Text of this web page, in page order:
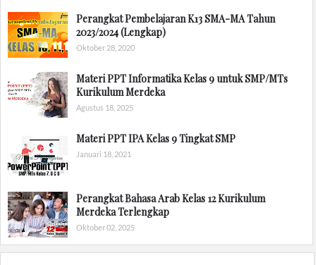
Perangkat Pembelajaran K13 SMA-MA Tahun
2023/2024 (Lengkap)
Oktober 28, 2020
Materi PPT Informatika Kelas 9 untuk SMP/MTs
Kurikulum Merdeka
Agustus 18, 2025
Materi PPT IPA Kelas 9 Tingkat SMP
Januari 18, 2021
Perangkat Bahasa Arab Kelas 12 Kurikulum
Merdeka Terlengkap
Oktober 02, 2025